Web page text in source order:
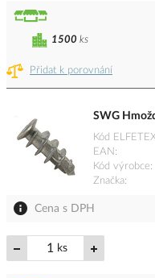
Přidat k porovnání
1500 ks
SWG
Kód
EAN
Kód výrobce
Značka
Cena s DPH
ks